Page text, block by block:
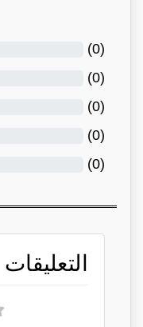
(
0
)
(
0
)
(
0
)
(
0
)
(
0
)
التعليقات